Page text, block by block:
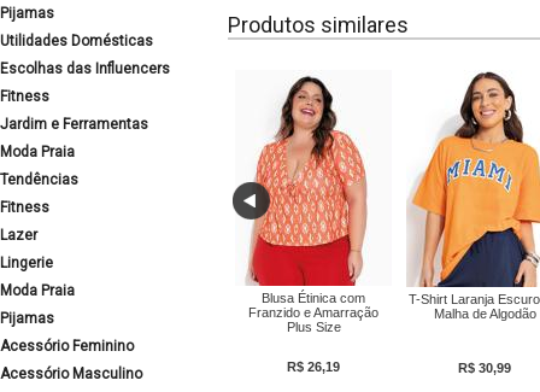
Pijamas
Utilidades Domésticas
Escolhas das Influencers
Fitness
Jardim e Ferramentas
Moda Praia
Tendências
Fitness
Lazer
Lingerie
Moda Praia
Pijamas
Acessório Feminino
Acessório Masculino
Produtos similares
Blusa Étinica com
Franzido e Amarração
Plus Size
R$ 26,19
T-Shirt Laranja
Malha de Algodão
R$ 30,99